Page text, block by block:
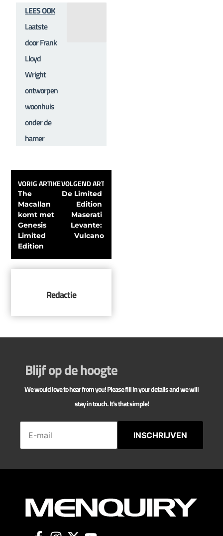
LEES OOK
Laatste
door Frank
Lloyd
Wright
ontworpen
woonhuis
onder de
hamer
VORIG ARTIKEL
The
Macallan
komt met
Genesis
Limited
Edition
VOLGEND ARTIKEL
De Limited
Edition
Maserati
Levante:
Vulcano
Redactie
Blijf op de hoogte
We would love to hear from you! Please fill in your details and we will
stay in touch. It's that simple!
INSCHRIJVEN